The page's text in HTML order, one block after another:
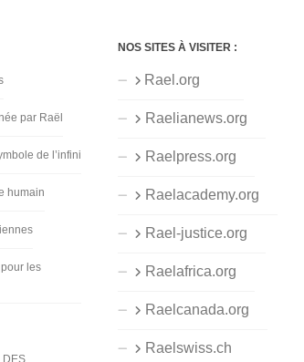
par Raël
de l’infini
humain
les
DES
NOS SITES À VISITER :
Rael.org
Raelianews.org
Raelpress.org
Raelacademy.org
Rael-justice.org
Raelafrica.org
Raelcanada.org
Raelswiss.ch